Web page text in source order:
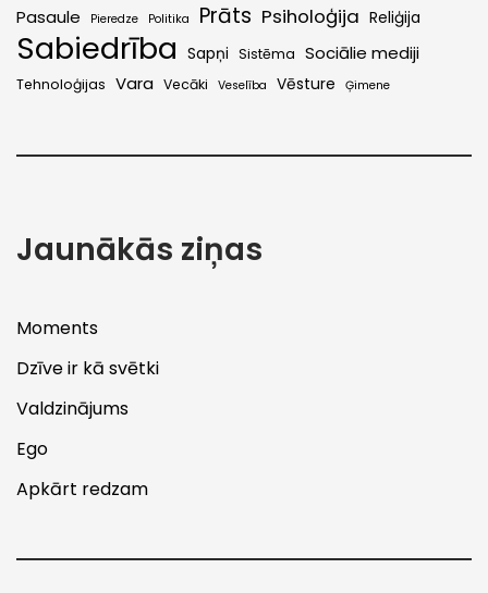
Pasaule Pieredze Politika Prāts Psiholoģija Reliģija
Sabiedrība Sapņi Sistēma Sociālie mediji
Tehnoloģijas Vara Vecāki Veselība Vēsture Ģimene
Jaunākās ziņas
Moments
Dzīve ir kā svētki
Valdzinājums
Ego
Apkārt redzam